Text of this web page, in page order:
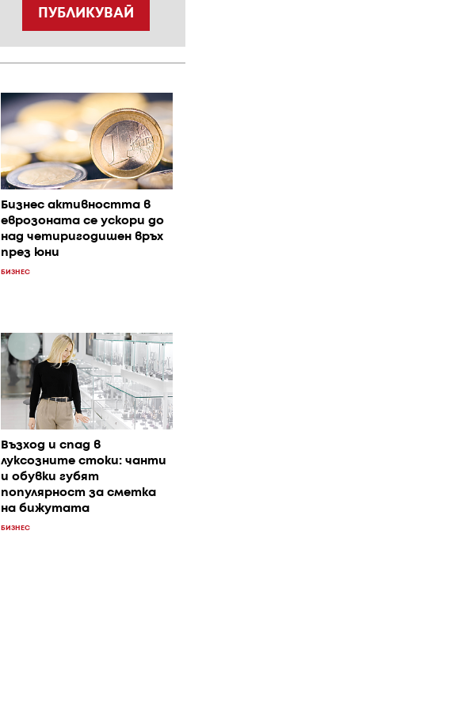
ПУБЛИКУВАЙ
Бизнес активността в
еврозоната се ускори до
над четиригодишен връх
през юни
БИЗНЕС
Възход и спад в
луксозните стоки: чанти
и обувки губят
популярност за сметка
на бижутата
БИЗНЕС